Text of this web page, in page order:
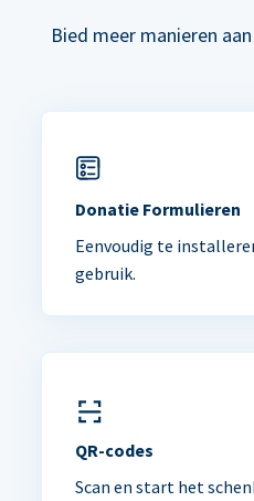
Bied meer manieren
Donatie Formulieren
Eenvoudig te
gebruik.
QR-codes
Scan en start het